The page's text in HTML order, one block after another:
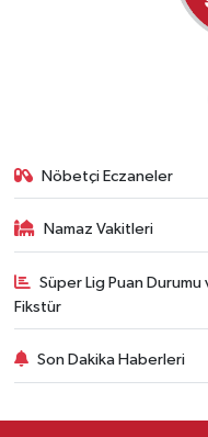
Nöbetçi Eczaneler
Namaz Vakitleri
Süper Lig Puan Durumu
Fikstür
Son Dakika Haberleri